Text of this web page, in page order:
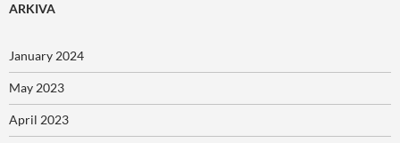
ARKIVA
January 2024
May 2023
April 2023